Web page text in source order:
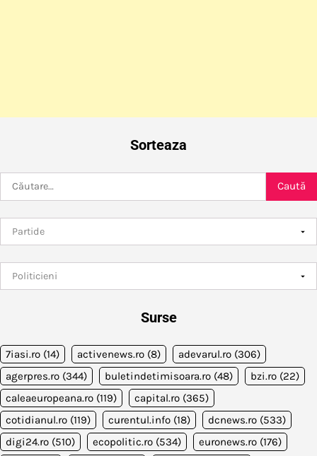
Sorteaza
Caută
după:
Surse
7iasi.ro (14) activenews.ro (8) adevarul.ro (306)
agerpres.ro (344) buletindetimisoara.ro (48) bzi.ro (22)
caleaeuropeana.ro (119) capital.ro (365)
cotidianul.ro (119) curentul.info (18) dcnews.ro (533)
digi24.ro (510) ecopolitic.ro (534) euronews.ro (176)